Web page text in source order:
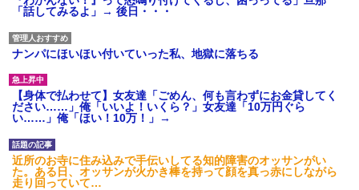
「話してみるよ」→ 後日・・・
ナンパにほいほい付いていった私、地獄に落ちる
【身体で払わせて】女友達「ごめん、何も言わずにお金貸してく
ださい……」俺「いいよ！いくら？」女友達「10万円ぐら
い……」俺「ほい！10万！」→
近所のお寺に住み込みで手伝いしてる知的障害のオッサンがい
た。ある日、オッサンが火かき棒を持って顔を真っ赤にしながら
走り回っていて…